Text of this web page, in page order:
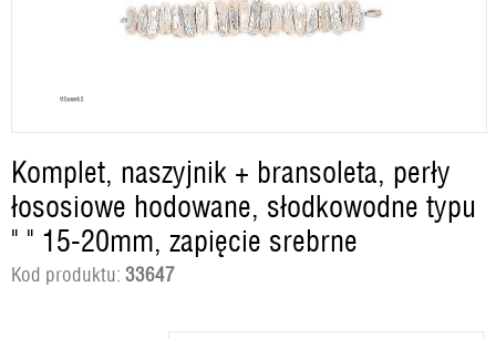
Komplet, naszyjnik + bransoleta, perły
łososiowe hodowane, słodkowodne typu
" " 15-20mm, zapięcie srebrne
Kod produktu: 33647